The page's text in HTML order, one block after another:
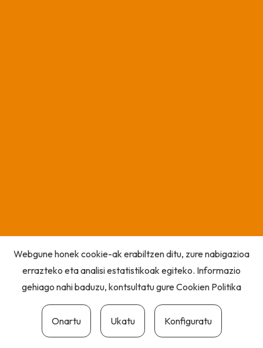
Webgune honek cookie-ak erabiltzen ditu, zure nabigazioa
errazteko eta analisi estatistikoak egiteko. Informazio
gehiago nahi baduzu, kontsultatu gureCookien Politika
Onartu Ukatu Konfiguratu